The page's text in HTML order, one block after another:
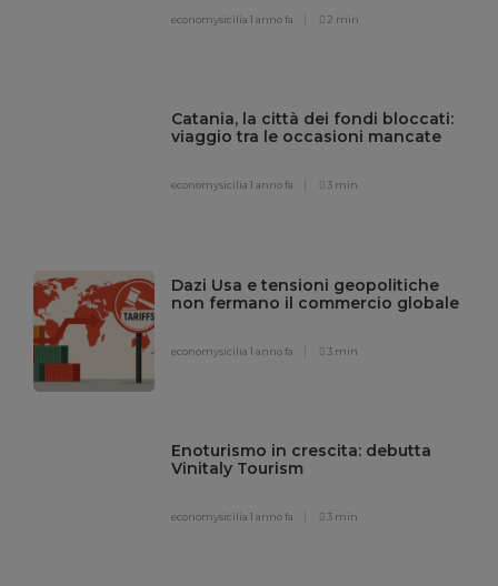
economysicilia1 anno fa 2 min
Catania, la città dei fondi bloccati:
viaggio tra le occasioni mancate
economysicilia1 anno fa 3 min
Dazi Usa e tensioni geopolitiche
non fermano il commercio globale
economysicilia1 anno fa 3 min
Enoturismo in crescita: debutta
Vinitaly Tourism
economysicilia1 anno fa 3 min